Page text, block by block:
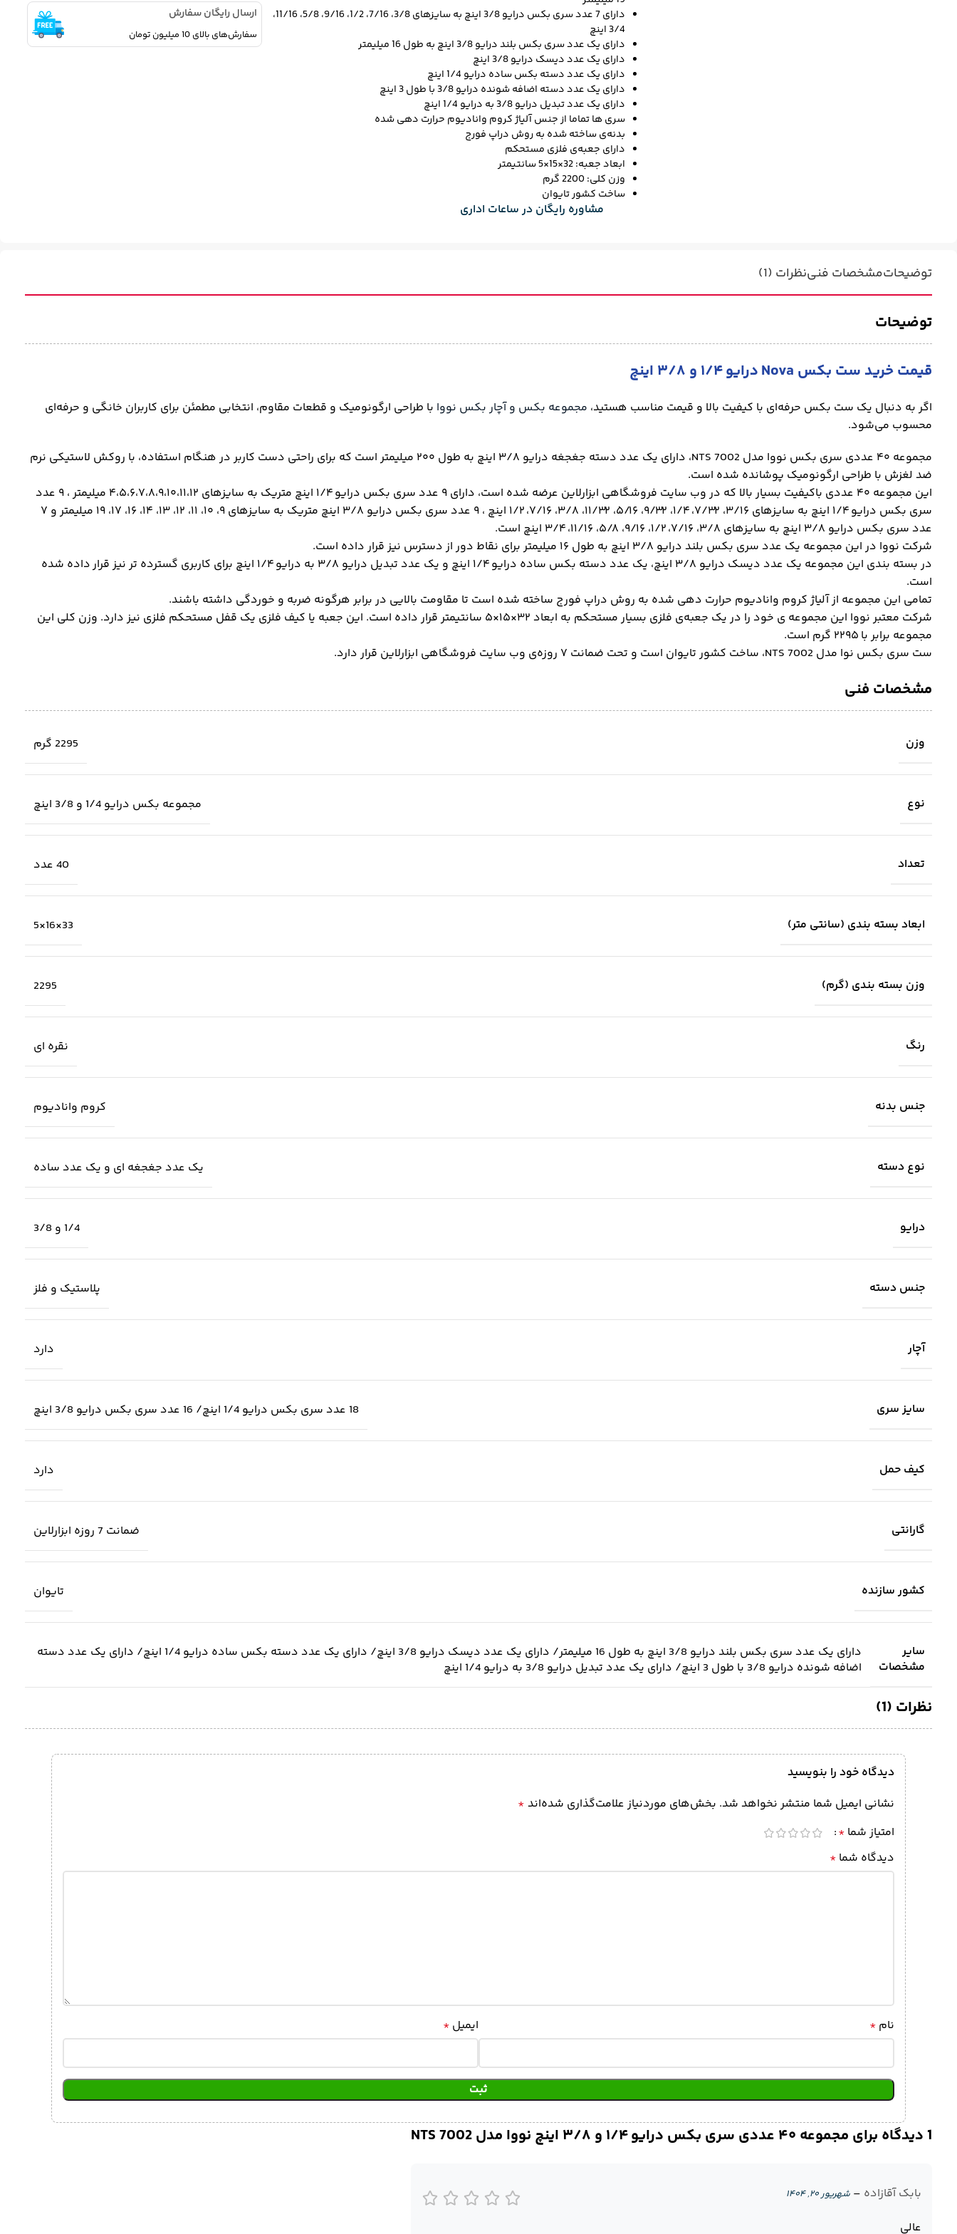
دارای 7 عدد سری بکس درایو 3/8 اینچ به سایزهای 3/8، 7/16، 1/2، 9/16، 5/8، 11/16،
3/4 اینچ
دارای یک عدد سری بکس بلند درایو 3/8 اینچ به طول 16 میلیمتر
دارای یک عدد دیسک درایو 3/8 اینچ
دارای یک عدد دسته بکس ساده درایو 1/4 اینچ
دارای یک عدد دسته اضافه شونده درایو 3/8 با طول 3 اینچ
دارای یک عدد تبدیل درایو 3/8 به درایو 1/4 اینچ
سری ها تماما از جنس آلیاژ کروم وانادیوم حرارت دهی شده
بدنه‌ی ساخته شده به روش دراپ فورج
دارای جعبه‌ی فلزی مستحکم
ابعاد جعبه: 32×15×5 سانتیمتر
وزن کلی: 2200 گرم
ساخت کشور تایوان
مشاوره رایگان در ساعات اداری
ارسال رایگان سفارش
سفارش‌های بالای 10 میلیون تومان
توضیحاتمشخصات فنینظرات (1)
توضیحات
قیمت خرید ست بکس Nova درایو ۱/۴ و ۳/۸ اینچ
اگر به دنبال یک ست بکس حرفه‌ای با کیفیت بالا و قیمت مناسب هستید، مجموعه بکس و آچار بکس نووا با طراحی ارگونومیک و قطعات مقاوم، انتخابی مطمئن برای کاربران خانگی و حرفه‌ای
محسوب می‌شود.
مجموعه ۴۰ عددی سری بکس نووا مدل NTS 7002، دارای یک عدد دسته جغجغه درایو ۳/۸ اینچ به طول ۲۰۰ میلیمتر است که برای راحتی دست کاربر در هنگام استفاده، با روکش لاستیکی نرم
ضد لغزش با طراحی ارگونومیک پوشانده شده است.
این مجموعه ۴۰ عددی باکیفیت بسیار بالا که در وب سایت فروشگاهی ابزارلاین عرضه شده است، دارای ۹ عدد سری بکس درایو ۱/۴ اینچ متریک به سایزهای ۴،۵،۶،۷،۸،۹،۱۰،۱۱،۱۲ میلیمتر ، ۹ عدد
سری بکس درایو ۱/۴ اینچ به سایزهای ۳/۱۶، ۷/۳۲، ۱/۴، ۹/۳۲، ۵/۱۶، ۱۱/۳۲، ۳/۸، ۷/۱۶، ۱/۲ اینچ ، ۹ عدد سری بکس درایو ۳/۸ اینچ متریک به سایزهای ۹، ۱۰، ۱۱، ۱۲، ۱۳، ۱۴، ۱۶، ۱۷، ۱۹ میلیمتر و ۷
عدد سری بکس درایو ۳/۸ اینچ به سایزهای ۳/۸، ۷/۱۶، ۱/۲، ۹/۱۶، ۵/۸، ۱۱/۱۶، ۳/۴ اینچ است.
شرکت نووا در این مجموعه یک عدد سری بکس بلند درایو ۳/۸ اینچ به طول ۱۶ میلیمتر برای نقاط دور از دسترس نیز قرار داده است.
در بسته بندی این مجموعه یک عدد دیسک درایو ۳/۸ اینچ، یک عدد دسته بکس ساده درایو ۱/۴ اینچ و یک عدد تبدیل درایو ۳/۸ به درایو ۱/۴ اینچ برای کاربری گسترده تر نیز قرار داده شده
است.
تمامی این مجموعه از آلیاژ کروم وانادیوم حرارت دهی شده به روش دراپ فورج ساخته شده است تا مقاومت بالایی در برابر هرگونه ضربه و خوردگی داشته باشند.
شرکت معتبر نووا این مجموعه ی خود را در یک جعبه‌ی فلزی بسیار مستحکم به ابعاد ۳۲×۱۵×۵ سانتیمتر قرار داده است. این جعبه یا کیف فلزی یک قفل مستحکم فلزی نیز دارد. وزن کلی این
مجموعه برابر با ۲۲۹۵ گرم است.
ست سری بکس نوا مدل NTS 7002، ساخت کشور تایوان است و تحت ضمانت ۷ روزه‌ی وب سایت فروشگاهی ابزارلاین قرار دارد.
مشخصات فنی
وزن 2295 گرم
نوع مجموعه بکس درایو 1/4 و 3/8 اینچ
تعداد 40 عدد
ابعاد بسته بندی (سانتی متر) 33×16×5
وزن بسته بندی (گرم) 2295
رنگ نقره ای
جنس بدنه کروم وانادیوم
نوع دسته یک عدد جغجغه ای و یک عدد ساده
درایو 1/4 و 3/8
جنس دسته پلاستیک و فلز
آچار دارد
سایز سری 18 عدد سری بکس درایو 1/4 اینچ/ 16 عدد سری بکس درایو 3/8 اینچ
کیف حمل دارد
گارانتی ضمانت 7 روزه ابزارلاین
کشور سازنده تایوان
سایر
مشخصات
دارای یک عدد سری بکس بلند درایو 3/8 اینچ به طول 16 میلیمتر/ دارای یک عدد دیسک درایو 3/8 اینچ/ دارای یک عدد دسته بکس ساده درایو 1/4 اینچ/ دارای یک عدد دسته
اضافه شونده درایو 3/8 با طول 3 اینچ/ دارای یک عدد تبدیل درایو 3/8 به درایو 1/4 اینچ
نظرات (1)
1 دیدگاه برای مجموعه ۴۰ عددی سری بکس درایو ۱/۴ و ۳/۸ اینچ نووا مدل NTS 7002
بابک آقازاده – شهریور ۲۰, ۱۴۰۴
عالی
دیدگاه خود را بنویسید
نشانی ایمیل شما منتشر نخواهد شد. بخش‌های موردنیاز علامت‌گذاری شده‌اند *
امتیاز شما *
دیدگاه شما *
نام * ایمیل *